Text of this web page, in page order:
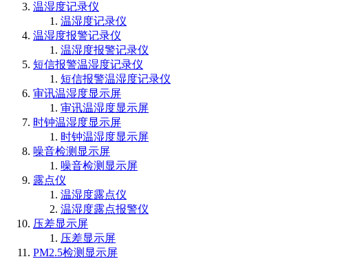
温湿度记录仪
温湿度记录仪
温湿度报警记录仪
温湿度报警记录仪
短信报警温湿度记录仪
短信报警温湿度记录仪
审讯温湿度显示屏
审讯温湿度显示屏
时钟温湿度显示屏
时钟温湿度显示屏
噪音检测显示屏
噪音检测显示屏
露点仪
温湿度露点仪
温湿度露点报警仪
压差显示屏
压差显示屏
PM2.5检测显示屏